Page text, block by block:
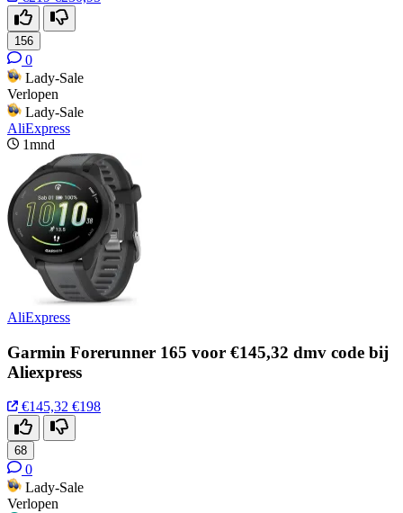
156
0
Lady-Sale
Verlopen
Lady-Sale
AliExpress
1mnd
AliExpress
Garmin Forerunner 165 voor €145,32 dmv code bij
Aliexpress
€145,32 €198
68
0
Lady-Sale
Verlopen